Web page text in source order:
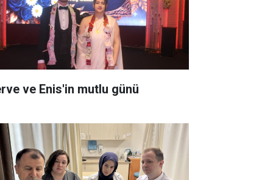
ve Enis'in mutlu günü